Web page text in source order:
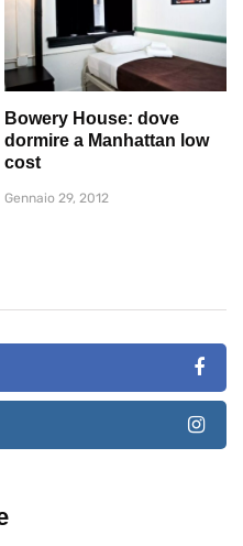
Bowery House: dove
dormire a Manhattan low
cost
Gennaio 29, 2012